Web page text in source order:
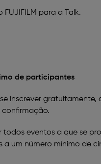
para a Talk.
de participantes
inscrever gratuitamente,
confirmação.
todos eventos a que se
um número mínimo de